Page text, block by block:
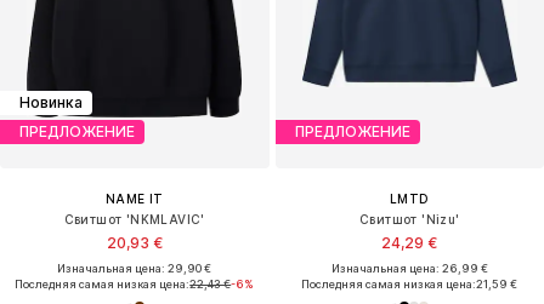
Новинка
ПРЕДЛОЖЕНИЕ
NAME IT
Свитшот 'NKMLAVIC'
20,93 €
Изначальная цена: 29,90 €
Последняя самая низкая цена:22,43 €-6%
ПРЕДЛОЖЕНИЕ
LMTD
Свитшот 'Nizu'
24,29 €
Изначальная цена: 26,99 €
Последняя самая низкая цена:21,59 €